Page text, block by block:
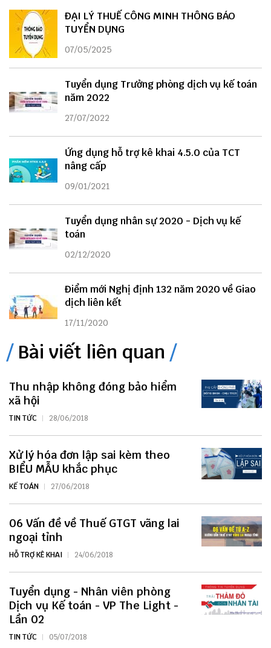
ĐẠI LÝ THUẾ CÔNG MINH THÔNG BÁO
TUYỂN DỤNG
07/05/2025
Tuyển dụng Trưởng phòng dịch vụ kế toán
năm 2022
27/07/2022
Ứng dụng hỗ trợ kê khai 4.5.0 của TCT
nâng cấp
09/01/2021
Tuyển dụng nhân sự 2020 - Dịch vụ kế
toán
02/12/2020
Điểm mới Nghị định 132 năm 2020 về Giao
dịch liên kết
17/11/2020
Bài viết liên quan
Thu nhập không đóng bảo hiểm
xã hội
TIN TỨC 28/06/2018
Xử lý hóa đơn lập sai kèm theo
BIỂU MẪU khắc phục
KẾ TOÁN 27/06/2018
06 Vấn đề về Thuế GTGT vãng lai
ngoại tỉnh
HỖ TRỢ KÊ KHAI 24/06/2018
Tuyển dụng - Nhân viên phòng
Dịch vụ Kế toán - VP The Light -
Lần 02
TIN TỨC 05/07/2018